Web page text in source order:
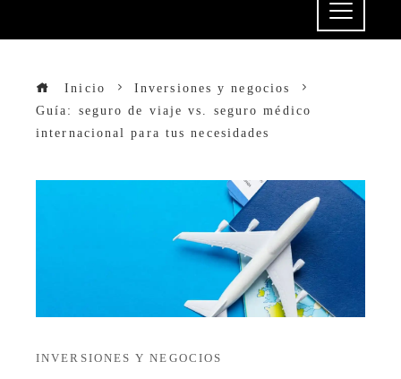
Inicio
Inversiones y negocios
Guía: seguro de viaje vs. seguro médico
internacional para tus necesidades
INVERSIONES Y NEGOCIOS